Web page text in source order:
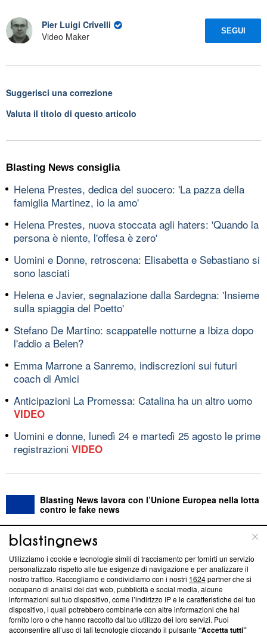
Pier Luigi Crivelli
Video Maker
SEGUI
Suggerisci una correzione
Valuta il titolo di questo articolo
Blasting News consiglia
Helena Prestes, dedica del suocero: 'La pazza della
famiglia Martinez, io la amo'
Helena Prestes, nuova stoccata agli haters: 'Quando la
persona è niente, l'offesa è zero'
Uomini e Donne, retroscena: Elisabetta e Sebastiano si
sono lasciati
Helena e Javier, segnalazione dalla Sardegna: 'Insieme
sulla spiaggia del Poetto'
Stefano De Martino: scappatelle notturne a Ibiza dopo
l'addio a Belen?
Emma Marrone a Sanremo, indiscrezioni sui futuri
coach di Amici
Anticipazioni La Promessa: Catalina ha un altro uomo
VIDEO
Uomini e donne, lunedì 24 e martedì 25 agosto le prime
registrazioni VIDEO
Blasting News lavora con l’Unione Europea nella lotta
contro le fake news
ABOUT LINEA EDITORIALE
Questa sezione offre informazioni trasparenti su Blasting
News, sui nostri processi editoriali e su come ci impegniamo a
creare news di qualità. Inoltre, afferma la nostra aderenza a
‘Trust Project - News with Integrity’Blasting News non è
ancora membro del programma, ma ha richiesto di farne
Utilizziamo i cookie e tecnologie simili di tracciamento per fornirti un servizio
personalizzato rispetto alle tue esigenze di navigazione e per analizzare il
nostro traffico. Raccogliamo e condividiamo con i nostri 1624partner che si
occupano di analisi dei dati web, pubblicità e social media, alcune
informazioni sul tuo dispositivo, come l’indirizzo IP e le caratteristiche del tuo
dispositivo, i quali potrebbero combinarle con altre informazioni che hai
fornito loro o che hanno raccolto dal tuo utilizzo dei loro servizi. Puoi
acconsentire all’uso di tali tecnologie cliccando il pulsante“Accetta tutti”